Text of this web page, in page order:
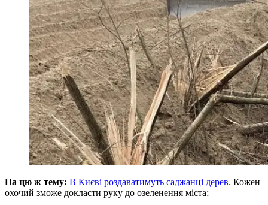
На цю ж тему: В Києві роздаватимуть саджанці дерев. Кожен
охочий зможе докласти руку до озеленення міста;